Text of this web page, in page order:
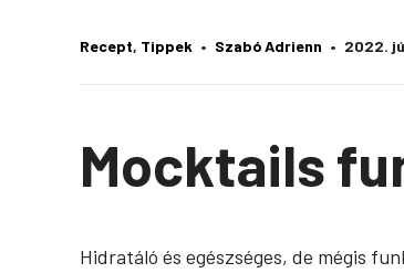
Recept, Tippek Szabó Adrienn 2022.
Mocktails
Hidratáló és egészséges, de mégis